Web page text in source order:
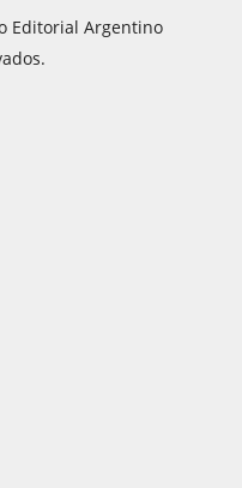
Editorial Argentino